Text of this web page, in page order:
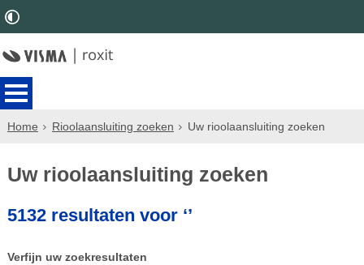
Home Rioolaansluiting zoeken Uw rioolaansluiting zoeken
Uw rioolaansluiting zoeken
5132 resultaten voor ‘’
Verfijn uw zoekresultaten